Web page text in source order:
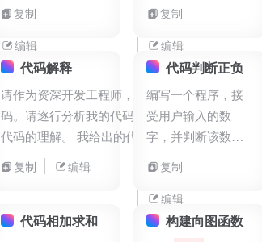
行性。我的问题是“
[搭建一个高并发的
Web商品推荐系
统，如何涉及软件
架构？] ”
类问题进行分析和
解答。我的问题是
[java远程调试有哪
一些方法？]
复制
编辑
现的名词]
[列表]的形式进行展
示。接下来你需要
抽取的内容是：[老
师在教室给学生教
授各种知识。他解
脑部到肌肉到骨骼
都详细描述了。然
后他转向自然科学,
讲解了地球的成分,
复制
编辑
代码解释
请作为资深开发工程师，解释我给出的代
码。请逐行分析我的代码并给出你对这段
代码的理解。 我给出的代码是：
[[SELECT dt,imei FROM (SELECT
a.dt,a.imei,FIRST_VALUE(a.timestamp)
OVER(PARTITION BY a.imei,a.dt ORDER
BY TIMESTAMP ASC)
复制 编辑
代码判断正负
编写一个程序，接
受用户输入的数
字，并判断该数字
或零，然后输出相
应的消息
复制
编辑
代码相加求和 构建向图函数